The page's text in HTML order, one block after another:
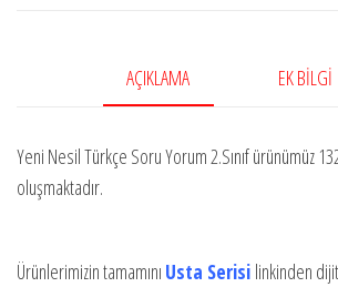
AÇIKLAMA EK BILGI
Yeni Nesil Türkçe Soru Yorum 2.Sınıf ürünümüz
oluşmaktadır.
Ürünlerimizin tamamını Usta Serisi linkinden